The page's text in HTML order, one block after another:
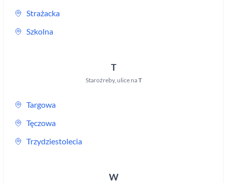
Strażacka
Szkolna
T
Staroźreby, ulice naT
Targowa
Tęczowa
Trzydziestolecia
W